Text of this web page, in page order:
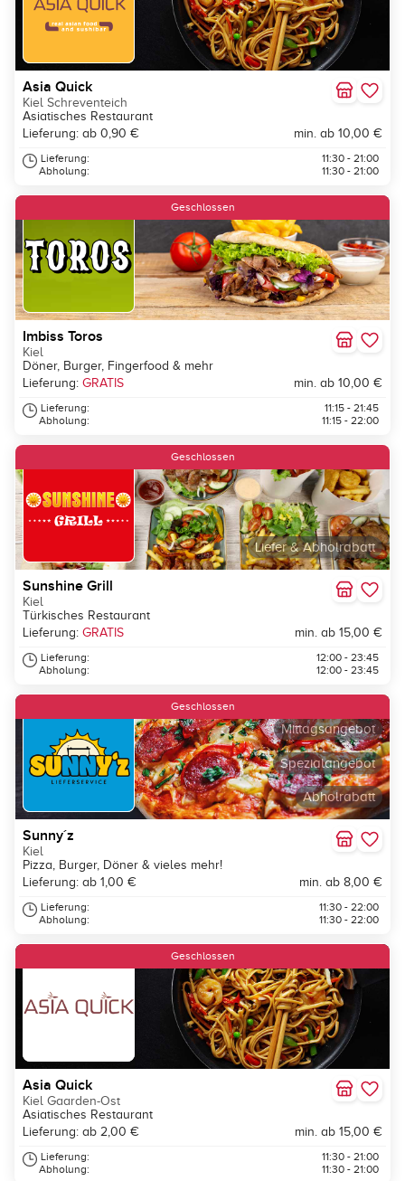
Asia Quick
Kiel Schreventeich
Asiatisches Restaurant
Lieferung: ab 0,90 €
min. ab 10,00 €
Lieferung:
Abholung:
11:30 - 21:00
11:30 - 21:00
Geschlossen
Imbiss Toros
Kiel
Döner, Burger, Fingerfood & mehr
Lieferung: GRATIS min. ab 10,00 €
Lieferung:
Abholung:
11:15 - 21:45
11:15 - 22:00
Liefer & Abholrabatt
Geschlossen
Sunshine Grill
Kiel
Türkisches Restaurant
Lieferung: GRATIS min. ab 15,00 €
Lieferung:
Abholung:
12:00 - 23:45
12:00 - 23:45
Abholrabatt
Spezialangebot
Mittagsangebot
Geschlossen
Sunny´z
Kiel
Pizza, Burger, Döner & vieles mehr!
Lieferung: ab 1,00 €
min. ab 8,00 €
Lieferung:
Abholung:
11:30 - 22:00
11:30 - 22:00
Geschlossen
Asia Quick
Kiel Gaarden-Ost
Asiatisches Restaurant
Lieferung: ab 2,00 €
min. ab 15,00 €
Lieferung:
Abholung:
11:30 - 21:00
11:30 - 21:00